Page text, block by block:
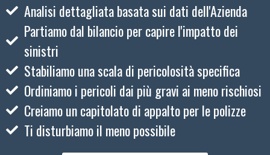
Analisi dettagliata basata sui dati dell'Azienda
Partiamo dal bilancio per capire l'impatto dei
sinistri
Stabiliamo una scala di pericolosità specifica
Ordiniamo i pericoli dai più gravi ai meno rischiosi
Creiamo un capitolato di appalto per le polizze
Ti disturbiamo il meno possibile